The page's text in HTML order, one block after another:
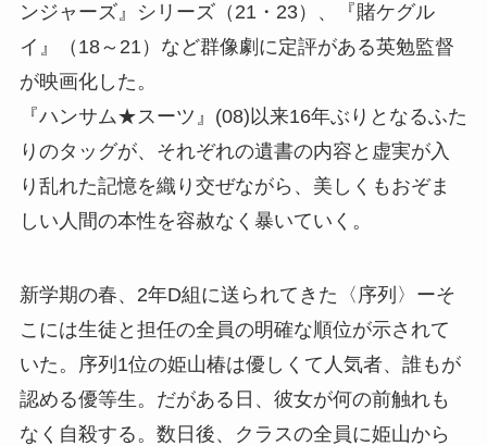
ンジャーズ』シリーズ（21・23）、『賭ケグル
イ』（18～21）など群像劇に定評がある英勉監督
が映画化した。
『ハンサム★スーツ』(08)以来16年ぶりとなるふた
りのタッグが、それぞれの遺書の内容と虚実が入
り乱れた記憶を織り交ぜながら、美しくもおぞま
しい人間の本性を容赦なく暴いていく。
新学期の春、2年D組に送られてきた〈序列〉ーそ
こには生徒と担任の全員の明確な順位が示されて
いた。序列1位の姫山椿は優しくて人気者、誰もが
認める優等生。だがある日、彼女が何の前触れも
なく自殺する。数日後、クラスの全員に姫山から